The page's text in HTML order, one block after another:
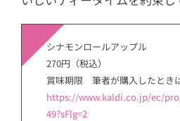
シナモンロールアップル
270円（税込）
賞味期限 筆者が購入したとき
https://www.kaldi.co.jp/ec/
49?sFlg=2